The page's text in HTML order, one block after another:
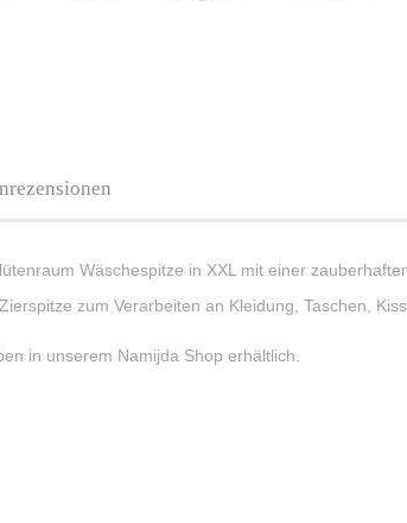
Wäschespitze in XXL mit einer
zum Verarbeiten an Kleidung, Taschen,
in unserem Namijda Shop erhältlich.